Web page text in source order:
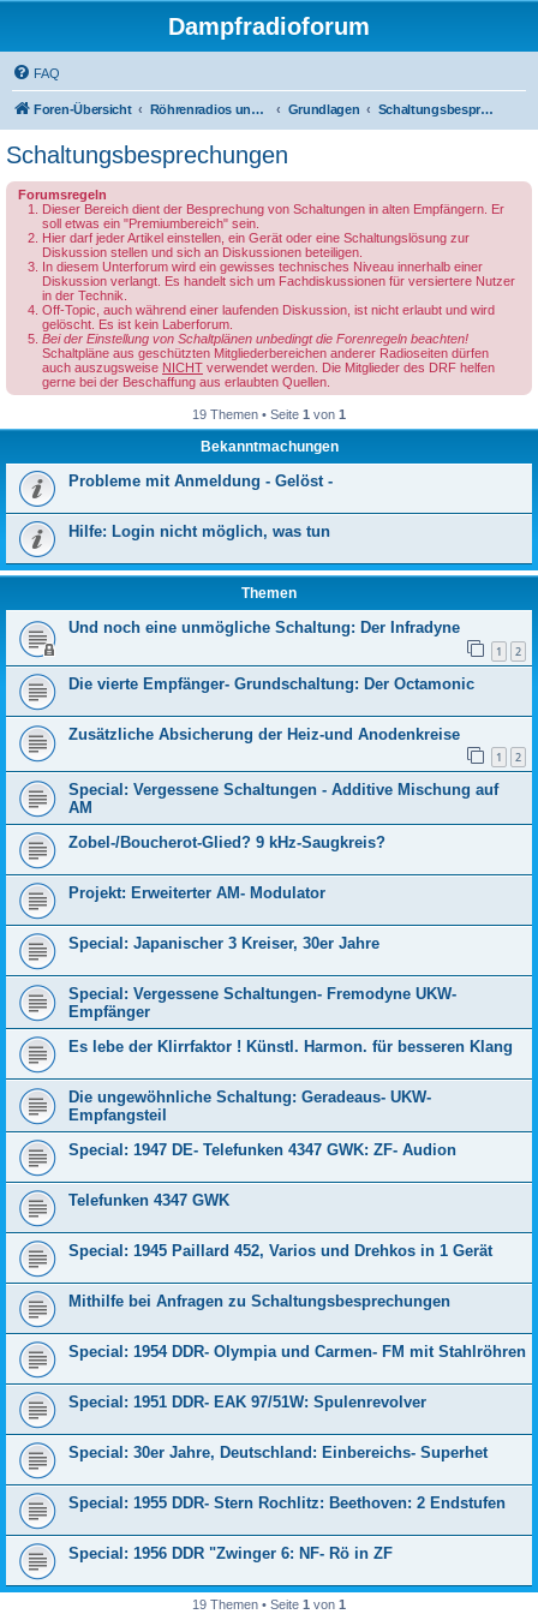
Dampfradioforum
FAQ
Foren-Übersicht Röhrenradios und andere Dampfradios Grundlagen Schaltungsbesprechungen
Schaltungsbesprechungen
Forumsregeln
Dieser Bereich dient der Besprechung von Schaltungen in alten Empfängern. Er
soll etwas ein "Premiumbereich" sein.
Hier darf jeder Artikel einstellen, ein Gerät oder eine Schaltungslösung zur
Diskussion stellen und sich an Diskussionen beteiligen.
In diesem Unterforum wird ein gewisses technisches Niveau innerhalb einer
Diskussion verlangt. Es handelt sich um Fachdiskussionen für versiertere Nutzer
in der Technik.
Off-Topic, auch während einer laufenden Diskussion, ist nicht erlaubt und wird
gelöscht. Es ist kein Laberforum.
Bei der Einstellung von Schaltplänen unbedingt die Forenregeln beachten!
Schaltpläne aus geschützten Mitgliederbereichen anderer Radioseiten dürfen
auch auszugsweise NICHT verwendet werden. Die Mitglieder des DRF helfen
gerne bei der Beschaffung aus erlaubten Quellen.
19 Themen • Seite 1 von 1
Bekanntmachungen
Probleme mit Anmeldung - Gelöst -
Hilfe: Login nicht möglich, was tun
Themen
Und noch eine unmögliche Schaltung: Der Infradyne
1 2
Die vierte Empfänger- Grundschaltung: Der Octamonic
Zusätzliche Absicherung der Heiz-und Anodenkreise
1 2
Special: Vergessene Schaltungen - Additive Mischung auf
AM
Zobel-/Boucherot-Glied? 9 kHz-Saugkreis?
Projekt: Erweiterter AM- Modulator
Special: Japanischer 3 Kreiser, 30er Jahre
Special: Vergessene Schaltungen- Fremodyne UKW-
Empfänger
Es lebe der Klirrfaktor ! Künstl. Harmon. für besseren Klang
Die ungewöhnliche Schaltung: Geradeaus- UKW-
Empfangsteil
Special: 1947 DE- Telefunken 4347 GWK: ZF- Audion
Telefunken 4347 GWK
Special: 1945 Paillard 452, Varios und Drehkos in 1 Gerät
Mithilfe bei Anfragen zu Schaltungsbesprechungen
Special: 1954 DDR- Olympia und Carmen- FM mit Stahlröhren
Special: 1951 DDR- EAK 97/51W: Spulenrevolver
Special: 30er Jahre, Deutschland: Einbereichs- Superhet
Special: 1955 DDR- Stern Rochlitz: Beethoven: 2 Endstufen
Special: 1956 DDR "Zwinger 6: NF- Rö in ZF
19 Themen • Seite 1 von 1